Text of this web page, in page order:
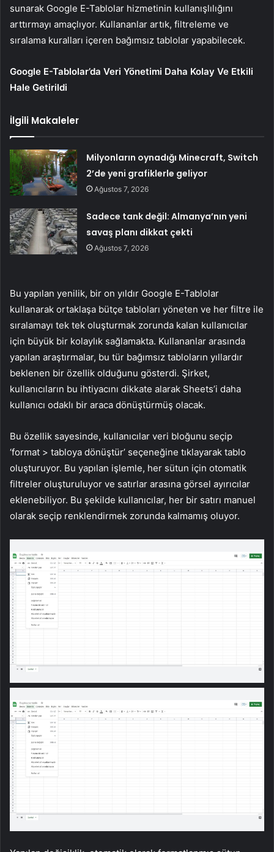
sunarak Google E-Tablolar hizmetinin kullanışlılığını
arttırmayı amaçlıyor. Kullananlar artık, filtreleme ve
sıralama kuralları içeren bağımsız tablolar yapabilecek.
Google E-Tablolar’da Veri Yönetimi Daha Kolay Ve Etkili
Hale Getirildi
İlgili Makaleler
Milyonların oynadığı Minecraft, Switch
2’de yeni grafiklerle geliyor
Ağustos 7, 2026
Sadece tank değil: Almanya’nın yeni
savaş planı dikkat çekti
Ağustos 7, 2026
Bu yapılan yenilik, bir on yıldır Google E-Tablolar
kullanarak ortaklaşa bütçe tabloları yöneten ve her filtre ile
sıralamayı tek tek oluşturmak zorunda kalan kullanıcılar
için büyük bir kolaylık sağlamakta. Kullananlar arasında
yapılan araştırmalar, bu tür bağımsız tabloların yıllardır
beklenen bir özellik olduğunu gösterdi. Şirket,
kullanıcıların bu ihtiyacını dikkate alarak Sheets’i daha
kullanıcı odaklı bir araca dönüştürmüş olacak.
Bu özellik sayesinde, kullanıcılar veri bloğunu seçip
‘format > tabloya dönüştür’ seçeneğine tıklayarak tablo
oluşturuyor. Bu yapılan işlemle, her sütun için otomatik
filtreler oluşturuluyor ve satırlar arasına görsel ayırıcılar
eklenebiliyor. Bu şekilde kullanıcılar, her bir satırı manuel
olarak seçip renklendirmek zorunda kalmamış oluyor.